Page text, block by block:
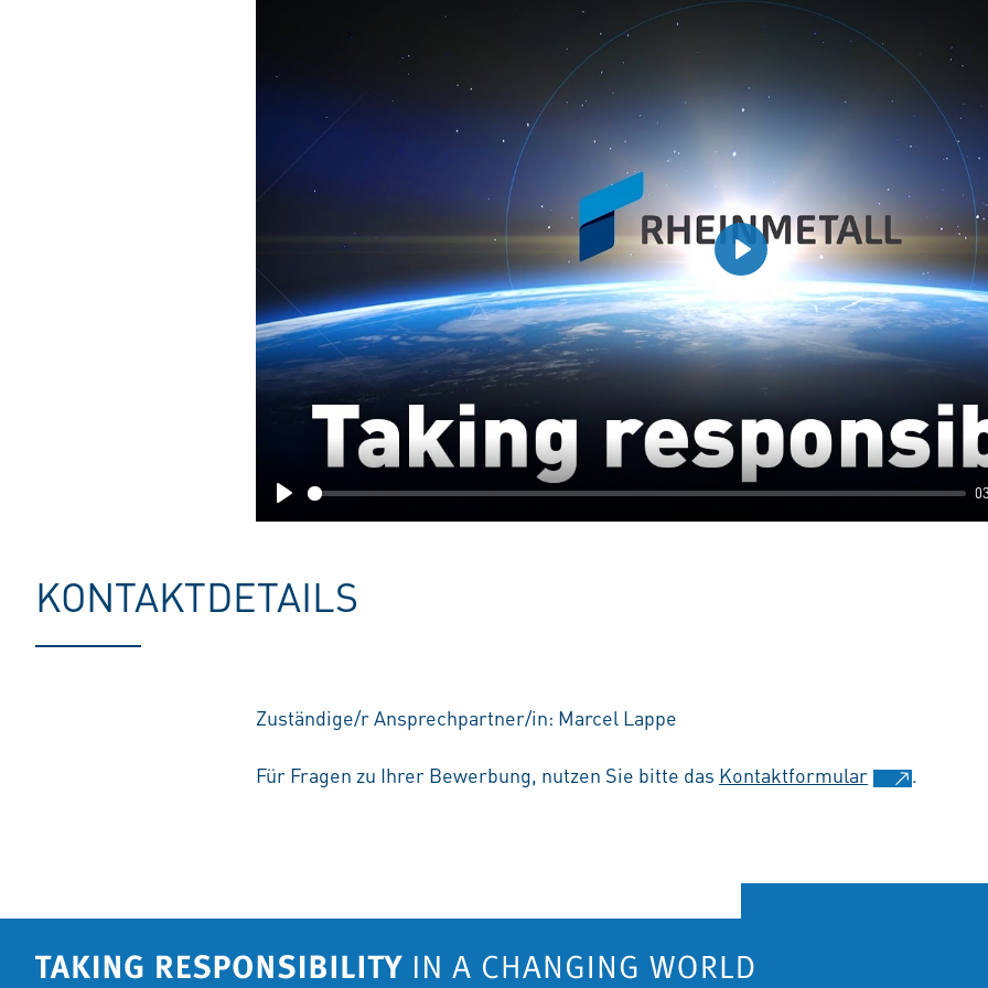
Play
Play
KONTAKTDETAILS
Zuständige/r Ansprechpartner/in: Marcel Lappe
Für Fragen zu Ihrer Bewerbung, nutzen Sie bitte das Kontaktformular .